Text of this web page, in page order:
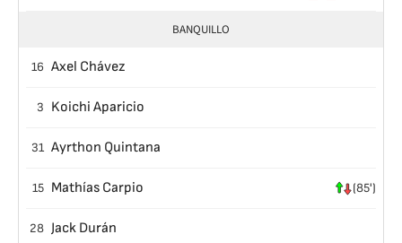
BANQUILLO
16 Axel Chávez
3 Koichi Aparicio
31 Ayrthon Quintana
15 Mathías Carpio (85')
28 Jack Durán